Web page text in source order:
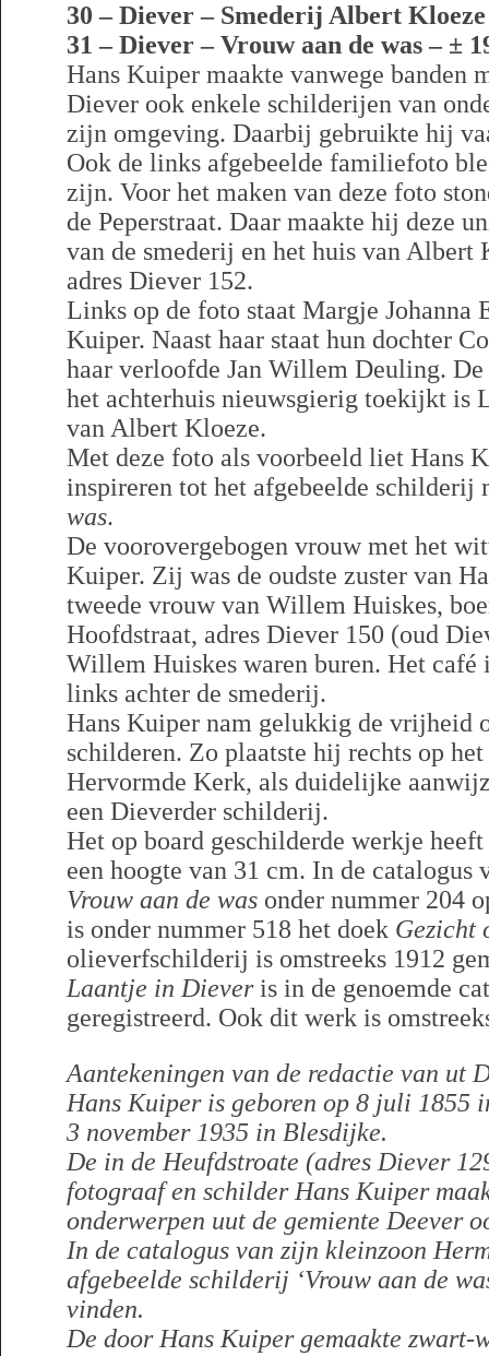
30 – Diever – Smederij Albert Kloeze
31 – Diever – Vrouw aan de was – ±
Hans Kuiper maakte vanwege banden
Diever ook enkele schilderijen van
zijn omgeving. Daarbij gebruikte hij
Ook de links afgebeelde familiefoto
zijn. Voor het maken van deze foto
de Peperstraat. Daar maakte hij deze
van de smederij en het huis van Albert
adres Diever 152.
Links op de foto staat Margje Johanna
Kuiper. Naast haar staat hun dochter
haar verloofde Jan Willem Deuling.
het achterhuis nieuwsgierig toekijkt is
van Albert Kloeze.
Met deze foto als voorbeeld liet Hans
inspireren tot het afgebeelde schilderij
was.
De voorovergebogen vrouw met het
Kuiper. Zij was de oudste zuster van
tweede vrouw van Willem Huiskes,
Hoofdstraat, adres Diever 150 (oud
Willem Huiskes waren buren. Het café
links achter de smederij.
Hans Kuiper nam gelukkig de vrijheid
schilderen. Zo plaatste hij rechts op
Hervormde Kerk, als duidelijke
een Dieverder schilderij.
Het op board geschilderde werkje
een hoogte van 31 cm. In de catalogus
Vrouw aan de was onder nummer 204
is onder nummer 518 het doek Gezicht
olieverfschilderij is omstreeks 1912
Laantje in Dieveris in de genoemde
geregistreerd. Ook dit werk is
Aantekeningen van de redactie van ut
Hans Kuiper is geboren op 8 juli 1855
3 november 1935 in Blesdijke.
De in de Heufdstroate (adres Diever
fotograaf en schilder Hans Kuiper
onderwerpen uut de gemiente Deever
In de catalogus van zijn kleinzoon
afgebeelde schilderij ‘Vrouw aan de
vinden.
De door Hans Kuiper gemaakte